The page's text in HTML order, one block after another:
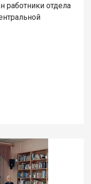
работники отдела